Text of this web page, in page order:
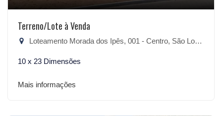
Terreno/Lote à Venda
Loteamento Morada dos Ipês, 001 - Centro, São Lourenço do Sul-RS
10 x 23 Dimensões
Mais informações